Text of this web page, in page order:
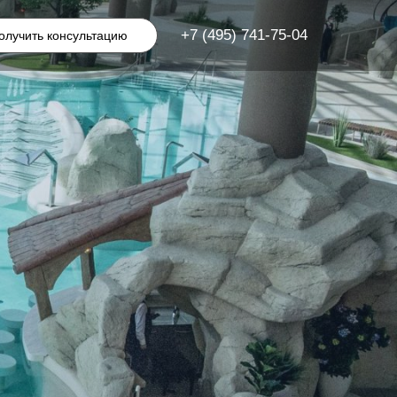
консультацию +7 (495) 741-75-04